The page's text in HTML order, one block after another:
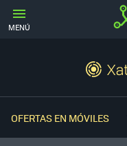
MENÚ
OFERTAS EN MÓVILES